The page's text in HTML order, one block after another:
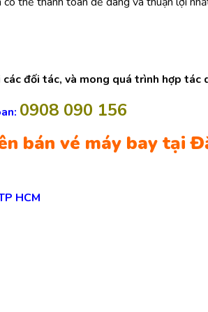
đối tác, và mong quá trình hợp tác
0908 090 156
bán vé máy bay tại
HCM